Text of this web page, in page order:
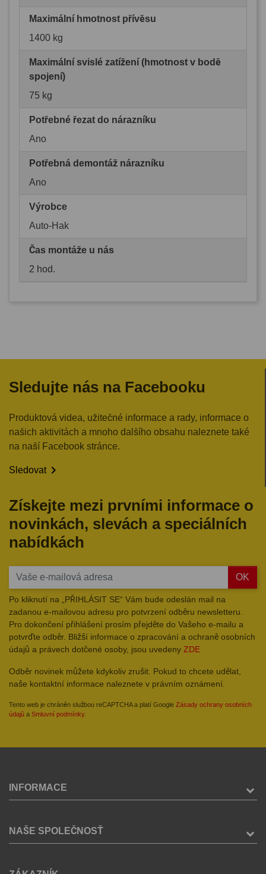
Maximální hmotnost přívěsu
1400 kg
Maximální svislé zatížení (hmotnost v bodě
spojení)
75 kg
Potřebné řezat do nárazníku
Ano
Potřebná demontáž nárazníku
Ano
Výrobce
Auto-Hak
Čas montáže u nás
2 hod.
Sledujte nás na Facebooku
Produktová videa, užitečné informace a rady, informace o
našich aktivitách a mnoho dalšího obsahu naleznete také
na naší Facebook stránce.
Sledovat
Získejte mezi prvními informace o
novinkách, slevách a speciálních
nabídkách
OK
Po kliknutí na „PŘIHLÁSIT SE“ Vám bude odeslán mail na
zadanou e-mailovou adresu pro potvrzení odběru newsletteru.
Pro dokončení přihlášení prosím přejděte do Vašeho e-mailu a
potvrďte odběr. Bližší informace o zpracování a ochraně osobních
údajů a právech dotčené osoby, jsou uvedeny ZDE
Odběr novinek můžete kdykoliv zrušit. Pokud to chcete udělat,
naše kontaktní informace naleznete v právním oznámení.
Tento web je chráněn službou reCAPTCHA a platí Google Zásady ochrany osobních
údajů a Smluvní podmínky.
INFORMACE
NAŠE SPOLEČNOSŤ